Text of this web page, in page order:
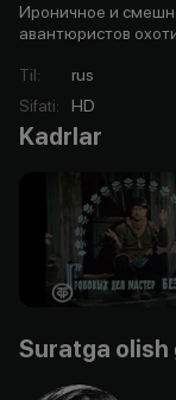
Ироничное и
авантюристов
Til:
rus
Sifati: HD
Kadrlar
Suratga olish